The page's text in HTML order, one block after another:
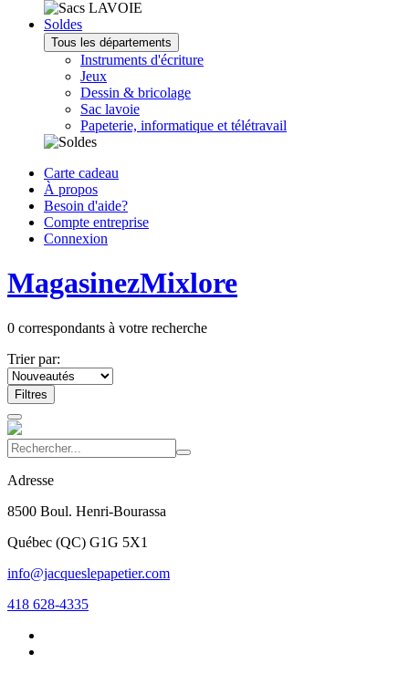
Soldes
Tous les départements
Instruments d'écriture
Jeux
Dessin & bricolage
Sac lavoie
Papeterie, informatique et télétravail
Carte cadeau
À propos
Besoin d'aide?
Compte entreprise
Connexion
MagasinezMixlore
0 correspondants à votre recherche
Trier par:
Filtres
Adresse
8500 Boul. Henri-Bourassa
Québec (QC) G1G 5X1
info@jacqueslepapetier.com
418 628-4335